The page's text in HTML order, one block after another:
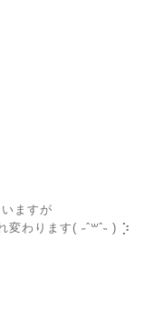
ますが
わります( ˶ˆ꒳ˆ˵ ) ⡱